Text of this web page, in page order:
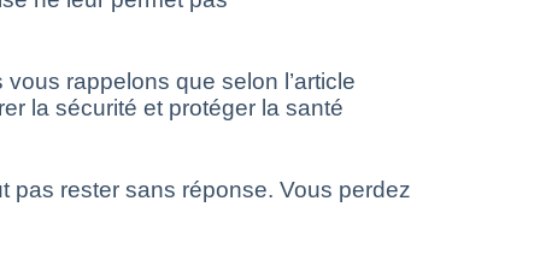
rappelons que selon l’article
la sécurité et protéger la santé
pas rester sans réponse. Vous perdez